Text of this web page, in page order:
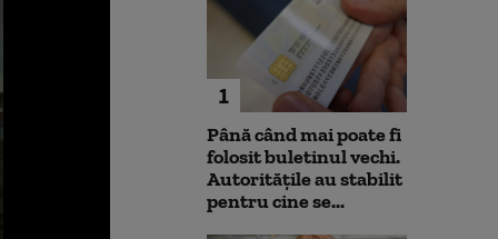
1
Până când mai poate fi
folosit buletinul vechi.
Autoritățile au stabilit
pentru cine se...